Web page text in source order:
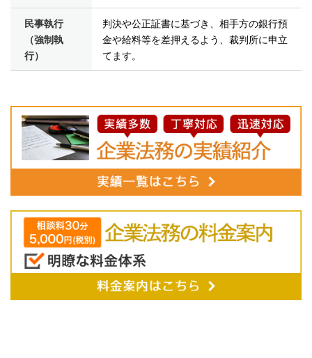
民事執行
（強制執
行）
判決や公正証書に基づき、相手方の銀行預
金や給料等を差押えるよう、裁判所に申立
てます。